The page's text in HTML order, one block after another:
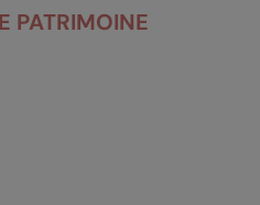
PATRIMOINE